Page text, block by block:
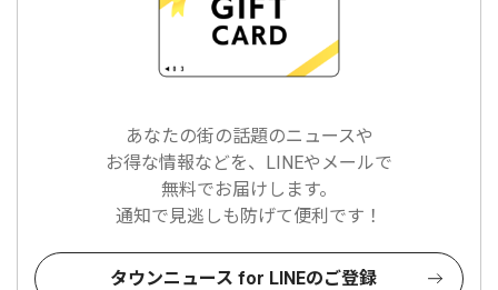
あなたの街の話題のニュースや
お得な情報などを、LINEやメールで
無料でお届けします。
通知で見逃しも防げて便利です！
タウンニュース for LINEのご登録